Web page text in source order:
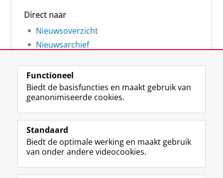
Direct naar
Nieuwsoverzicht
Nieuwsarchief
Volg de RUG
F
a
e
b
o
L
i
k
e
I
R
S
-
f
e
I
n
t
r
Y
o
T
e
Studiekiezers
Functioneel
Biedt de basisfuncties en maakt gebruik van
geanonimiseerde cookies.
Standaard
Biedt de optimale werking en maakt gebruik
van onder andere videocookies.